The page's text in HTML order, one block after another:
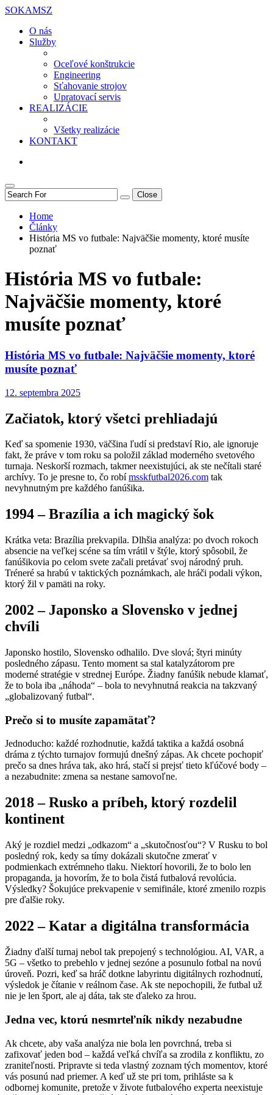
SOKAMSZ
O nás
Služby
Oceľové konštrukcie
Engineering
Sťahovanie strojov
Upratovací servis
REALIZÁCIE
Všetky realizácie
KONTAKT
Close
Home
Články
História MS vo futbale: Najväčšie momenty, ktoré musíte
poznať
História MS vo futbale:
Najväčšie momenty, ktoré
musíte poznať
História MS vo futbale: Najväčšie momenty, ktoré
musíte poznať
12. septembra 2025
Začiatok, ktorý všetci prehliadajú
Keď sa spomenie 1930, väčšina ľudí si predstaví Rio, ale ignoruje
fakt, že práve v tom roku sa položil základ moderného svetového
turnaja. Neskorší rozmach, takmer neexistujúci, ak ste nečítali staré
archívy. To je presne to, čo robímsskfutbal2026.com tak
nevyhnutným pre každého fanúšika.
1994 – Brazília a ich magický šok
Krátka veta: Brazília prekvapila. Dlhšia analýza: po dvoch rokoch
absencie na veľkej scéne sa tím vrátil v štýle, ktorý spôsobil, že
fanúšikovia po celom svete začali pretávať svoj národný pruh.
Tréneré sa hrabú v taktických poznámkach, ale hráči podali výkon,
ktorý žil v pamäti na roky.
2002 – Japonsko a Slovensko v jednej
chvíli
Japonsko hostilo, Slovensko odhalilo. Dve slová; štyri minúty
posledného zápasu. Tento moment sa stal katalyzátorom pre
moderné stratégie v strednej Európe. Žiadny fanúšik nebude klamať,
že to bola iba „náhoda“ – bola to nevyhnutná reakcia na takzvaný
„globalizovaný futbal“.
Prečo si to musíte zapamätať?
Jednoducho: každé rozhodnutie, každá taktika a každá osobná
dráma z týchto turnajov formujú dnešný zápas. Ak chcete pochopiť
prečo sa dnes hráva tak, ako hrá, stačí si prejsť tieto kľúčové body –
a nezabudnite: zmena sa nestane samovoľne.
2018 – Rusko a príbeh, ktorý rozdelil
kontinent
Aký je rozdiel medzi „odkazom“ a „skutočnosťou“? V Rusku to bol
posledný rok, kedy sa tímy dokázali skutočne zmerať v
podmienkach extrémneho tlaku. Niektorí hovorili, že to bolo len
propaganda, ja hovorím, že to bola čistá futbalová revolúcia.
Výsledky? Šokujúce prekvapenie v semifinále, ktoré zmenilo rozpis
pre ďalšie roky.
2022 – Katar a digitálna transformácia
Žiadny ďalší turnaj nebol tak prepojený s technológiou. AI, VAR, a
5G – všetko to prebehlo v jednej sezóne a posunulo fotbal na novú
úroveň. Pozri, keď sa hráč dotkne labyrintu digitálnych rozhodnutí,
výsledok je čítanie v reálnom čase. Ak ste nepochopili, že futbal už
nie je len šport, ale aj dáta, tak ste ďaleko za hrou.
Jedna vec, ktorú nesmrteľník nikdy nezabudne
Ak chcete, aby vaša analýza nie bola len povrchná, treba si
zafixovať jeden bod – každá veľká chvíľa sa zrodila z konfliktu, zo
zraniteľnosti. Pripravte si teda vlastný zoznam tých momentov, ktoré
vás posunú nad priemer. A keď už ste pri tom, prihláste sa k
odbornej komunite, pretože v živote futbalového experta neexistuje